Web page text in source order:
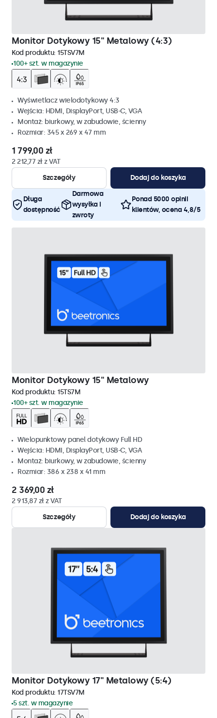
Monitor Dotykowy 15" Metalowy (4:3)
Kod produktu: 15TSV7M
100+ szt. w magazynie
Wyświetlacz wielodotykowy 4:3
Wejścia: HDMI, DisplayPort, USB-C, VGA
Montaż: biurkowy, w zabudowie, ścienny
Rozmiar: 345 x 269 x 47 mm
1 799,00 zł
2 212,77 zł z VAT
Szczegóły
Dodaj do koszyka
Długa
dostępność
Darmowa
wysyłka i
zwroty
Ponad 5000 opinii
klientów, ocena 4,8/5
Monitor Dotykowy 15" Metalowy
Kod produktu: 15TS7M
100+ szt. w magazynie
Wielopunktowy panel dotykowy Full HD
Wejścia: HDMI, DisplayPort, USB-C, VGA
Montaż: biurkowy, w zabudowie, ścienny
Rozmiar: 386 x 238 x 41 mm
2 369,00 zł
2 913,87 zł z VAT
Szczegóły
Dodaj do koszyka
Monitor Dotykowy 17" Metalowy (5:4)
Kod produktu: 17TSV7M
5 szt. w magazynie